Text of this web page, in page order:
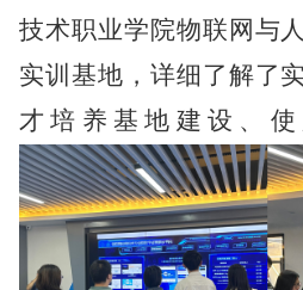
技术职业学院物联网与
实训基地，详细了解了
才培养基地建设、使